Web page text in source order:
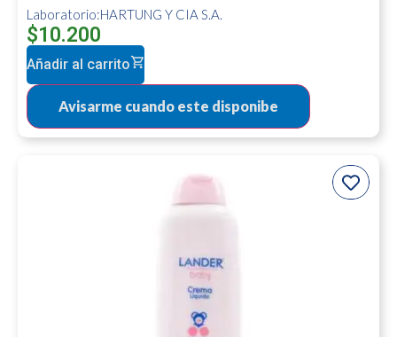
Laboratorio:HARTUNG Y CIA S.A.
$10.200
Añadir al carrito